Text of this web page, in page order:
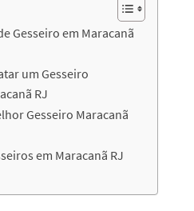
Gesseiro em Maracanã
um Gesseiro
RJ
Gesseiro Maracanã
em Maracanã RJ